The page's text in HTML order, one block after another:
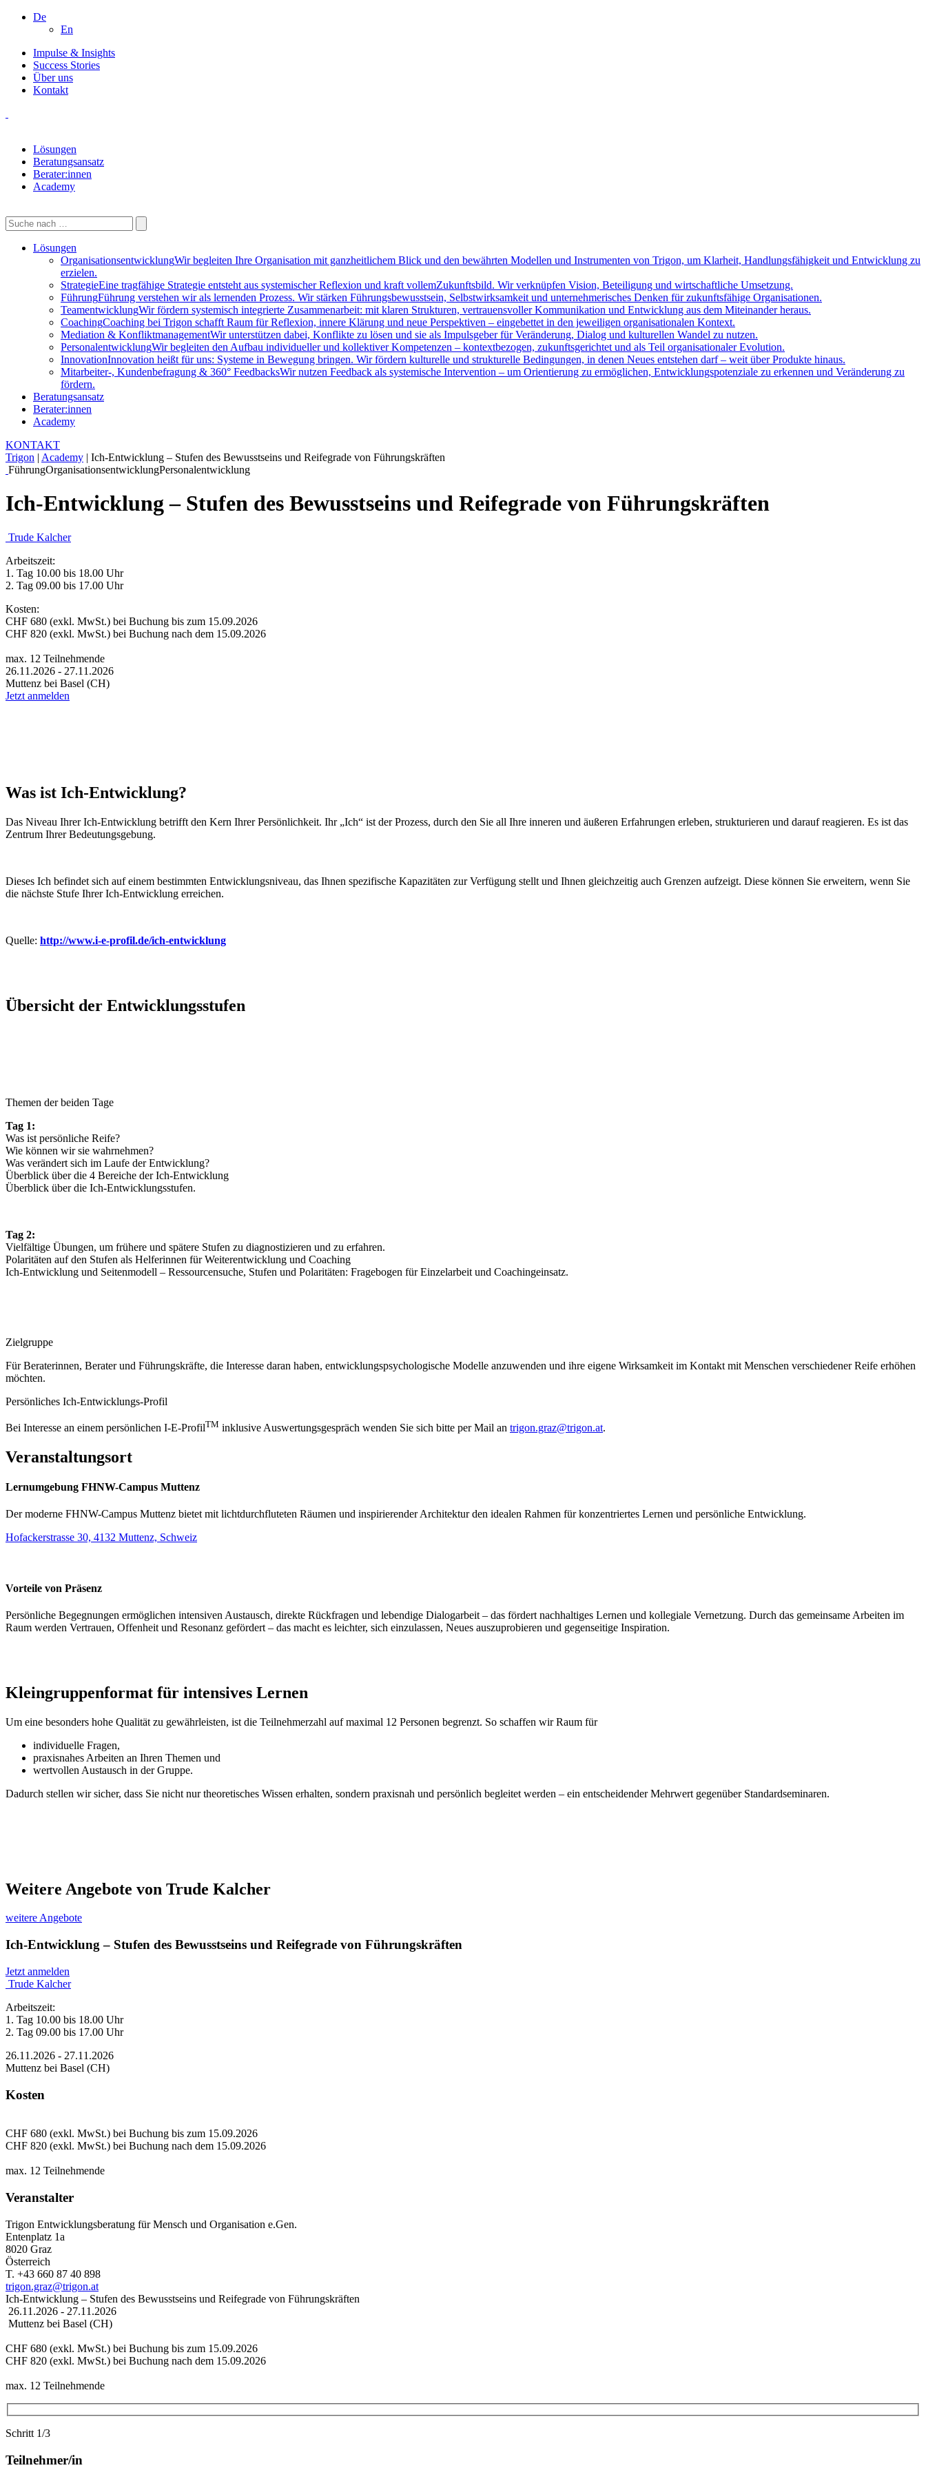
De
En
Impulse & Insights
Success Stories
Über uns
Kontakt
Lösungen
Beratungsansatz
Berater:innen
Academy
Lösungen
OrganisationsentwicklungWir begleiten Ihre Organisation mit ganzheitlichem Blick und den bewährten Modellen und Instrumenten von Trigon, um Klarheit, Handlungsfähigkeit und Entwicklung zu
erzielen.
StrategieEine tragfähige Strategie entsteht aus systemischer Reflexion und kraft vollemZukunftsbild. Wir verknüpfen Vision, Beteiligung und wirtschaftliche Umsetzung.
FührungFührung verstehen wir als lernenden Prozess. Wir stärken Führungsbewusstsein, Selbstwirksamkeit und unternehmerisches Denken für zukunftsfähige Organisationen.
TeamentwicklungWir fördern systemisch integrierte Zusammenarbeit: mit klaren Strukturen, vertrauensvoller Kommunikation und Entwicklung aus dem Miteinander heraus.
CoachingCoaching bei Trigon schafft Raum für Reflexion, innere Klärung und neue Perspektiven – eingebettet in den jeweiligen organisationalen Kontext.
Mediation & KonfliktmanagementWir unterstützen dabei, Konflikte zu lösen und sie als Impulsgeber für Veränderung, Dialog und kulturellen Wandel zu nutzen.
PersonalentwicklungWir begleiten den Aufbau individueller und kollektiver Kompetenzen – kontextbezogen, zukunftsgerichtet und als Teil organisationaler Evolution.
InnovationInnovation heißt für uns: Systeme in Bewegung bringen. Wir fördern kulturelle und strukturelle Bedingungen, in denen Neues entstehen darf – weit über Produkte hinaus.
Mitarbeiter-, Kundenbefragung & 360° FeedbacksWir nutzen Feedback als systemische Intervention – um Orientierung zu ermöglichen, Entwicklungspotenziale zu erkennen und Veränderung zu
fördern.
Beratungsansatz
Berater:innen
Academy
KONTAKT
Trigon | Academy | Ich-Entwicklung – Stufen des Bewusstseins und Reifegrade von Führungskräften
FührungOrganisationsentwicklungPersonalentwicklung
Ich-Entwicklung – Stufen des Bewusstseins und Reifegrade von Führungskräften
Trude Kalcher
Arbeitszeit:
1. Tag 10.00 bis 18.00 Uhr
2. Tag 09.00 bis 17.00 Uhr
Kosten:
CHF 680 (exkl. MwSt.) bei Buchung bis zum 15.09.2026
CHF 820 (exkl. MwSt.) bei Buchung nach dem 15.09.2026
max. 12 Teilnehmende
26.11.2026 - 27.11.2026
Muttenz bei Basel (CH)
Jetzt anmelden
Was ist Ich-Entwicklung?
Das Niveau Ihrer Ich-Entwicklung betrifft den Kern Ihrer Persönlichkeit. Ihr „Ich“ ist der Prozess, durch den Sie all Ihre inneren und äußeren Erfahrungen erleben, strukturieren und darauf reagieren. Es ist das
Zentrum Ihrer Bedeutungsgebung.
Dieses Ich befindet sich auf einem bestimmten Entwicklungsniveau, das Ihnen spezifische Kapazitäten zur Verfügung stellt und Ihnen gleichzeitig auch Grenzen aufzeigt. Diese können Sie erweitern, wenn Sie
die nächste Stufe Ihrer Ich-Entwicklung erreichen.
Quelle: http://www.i-e-profil.de/ich-entwicklung
Übersicht der Entwicklungsstufen
Themen der beiden Tage
Tag 1:
Was ist persönliche Reife?
Wie können wir sie wahrnehmen?
Was verändert sich im Laufe der Entwicklung?
Überblick über die 4 Bereiche der Ich-Entwicklung
Überblick über die Ich-Entwicklungsstufen.
Tag 2:
Vielfältige Übungen, um frühere und spätere Stufen zu diagnostizieren und zu erfahren.
Polaritäten auf den Stufen als Helferinnen für Weiterentwicklung und Coaching
Ich-Entwicklung und Seitenmodell – Ressourcensuche, Stufen und Polaritäten: Fragebogen für Einzelarbeit und Coachingeinsatz.
Zielgruppe
Für Beraterinnen, Berater und Führungskräfte, die Interesse daran haben, entwicklungspsychologische Modelle anzuwenden und ihre eigene Wirksamkeit im Kontakt mit Menschen verschiedener Reife erhöhen
möchten.
Persönliches Ich-Entwicklungs-Profil
Bei Interesse an einem persönlichen I-E-ProfilTM inklusive Auswertungsgespräch wenden Sie sich bitte per Mail an trigon.graz@trigon.at.
Veranstaltungsort
Lernumgebung FHNW-Campus Muttenz
Der moderne FHNW-Campus Muttenz bietet mit lichtdurchfluteten Räumen und inspirierender Architektur den idealen Rahmen für konzentriertes Lernen und persönliche Entwicklung.
Hofackerstrasse 30, 4132 Muttenz, Schweiz
Vorteile von Präsenz
Persönliche Begegnungen ermöglichen intensiven Austausch, direkte Rückfragen und lebendige Dialogarbeit – das fördert nachhaltiges Lernen und kollegiale Vernetzung. Durch das gemeinsame Arbeiten im
Raum werden Vertrauen, Offenheit und Resonanz gefördert – das macht es leichter, sich einzulassen, Neues auszuprobieren und gegenseitige Inspiration.
Kleingruppenformat für intensives Lernen
Um eine besonders hohe Qualität zu gewährleisten, ist die Teilnehmerzahl auf maximal 12 Personen begrenzt. So schaffen wir Raum für
individuelle Fragen,
praxisnahes Arbeiten an Ihren Themen und
wertvollen Austausch in der Gruppe.
Dadurch stellen wir sicher, dass Sie nicht nur theoretisches Wissen erhalten, sondern praxisnah und persönlich begleitet werden – ein entscheidender Mehrwert gegenüber Standardseminaren.
Weitere Angebote von Trude Kalcher
weitere Angebote
Ich-Entwicklung – Stufen des Bewusstseins und Reifegrade von Führungskräften
Jetzt anmelden
Trude Kalcher
Arbeitszeit:
1. Tag 10.00 bis 18.00 Uhr
2. Tag 09.00 bis 17.00 Uhr
26.11.2026 - 27.11.2026
Muttenz bei Basel (CH)
Kosten
CHF 680 (exkl. MwSt.) bei Buchung bis zum 15.09.2026
CHF 820 (exkl. MwSt.) bei Buchung nach dem 15.09.2026
max. 12 Teilnehmende
Veranstalter
Trigon Entwicklungsberatung für Mensch und Organisation e.Gen.
Entenplatz 1a
8020 Graz
Österreich
T. +43 660 87 40 898
trigon.graz@trigon.at
Ich-Entwicklung – Stufen des Bewusstseins und Reifegrade von Führungskräften
26.11.2026 - 27.11.2026
Muttenz bei Basel (CH)
CHF 680 (exkl. MwSt.) bei Buchung bis zum 15.09.2026
CHF 820 (exkl. MwSt.) bei Buchung nach dem 15.09.2026
max. 12 Teilnehmende
Schritt 1/3
Teilnehmer/in